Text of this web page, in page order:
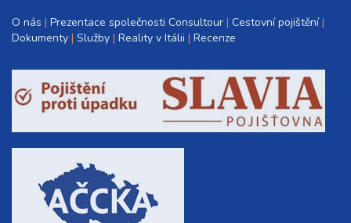
O nás Prezentace společnosti Consultour Cestovní pojištění
Dokumenty Služby Reality v Itálii Recenze